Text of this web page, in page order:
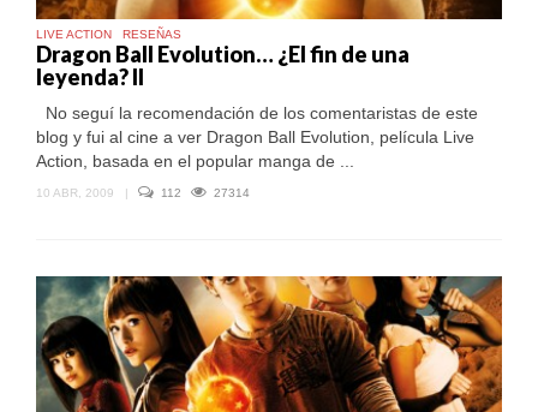
LIVE ACTION RESEÑAS
Dragon Ball Evolution… ¿El fin de una
leyenda? II
No seguí la recomendación de los comentaristas de este
blog y fui al cine a ver Dragon Ball Evolution, película Live
Action, basada en el popular manga de ...
10 ABR, 2009 | 112 27314